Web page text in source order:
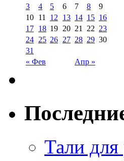
« Фев Апр »
3
4 5 6 7 8
9
10 11 12 13 14 15 16
17 18 19 20 21 22 23
24 25 26 27 28 29 30
31
Тали